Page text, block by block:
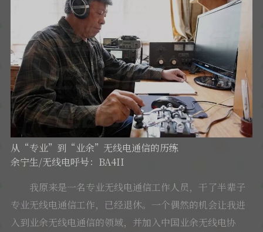
视频资料
HAM技巧
软件
摩托车
黄河直播
编号查询
从“专业”到“业余”无线电通信的历练
余宁生/无线电呼号：BA4II
我原来是一名专业无线电通信工作人员，干了半辈子
专业无线电通信工作，已经退休。一个偶然的机会让我进
入到业余无线电通信的领域，并加入中国业余无线电协